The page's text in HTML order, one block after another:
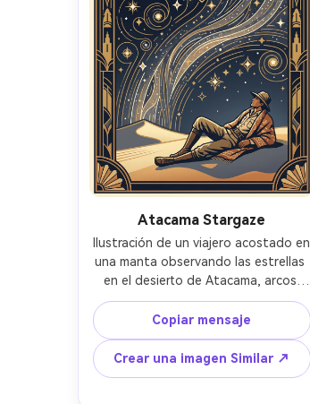
Atacama Stargaze
Ilustración de un viajero acostado en
una manta observando las estrellas
en el desierto de Atacama, arcos
estilizados de la Vía Láctea, formas
geométricas de estrellas, líneas
nítidas, paleta de azul marino y oro
profundo, borde elegante de
decoración, dunas mínimas, espacio
Copiar mensaje
Crear una imagen Similar ↗